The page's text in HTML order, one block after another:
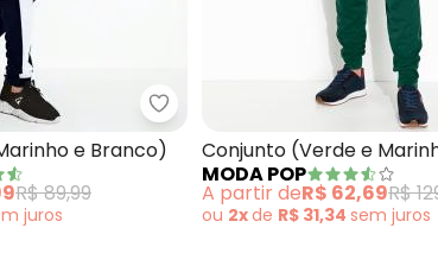
(Preto)
Moda Pop - Conjunto Básico
e Branco)
R$ 89,99
juros
Conjunto (Verde e
Calça
MODA POP
A partir deR$ 62,69R$
ou 2xde R$ 31,34 sem juros